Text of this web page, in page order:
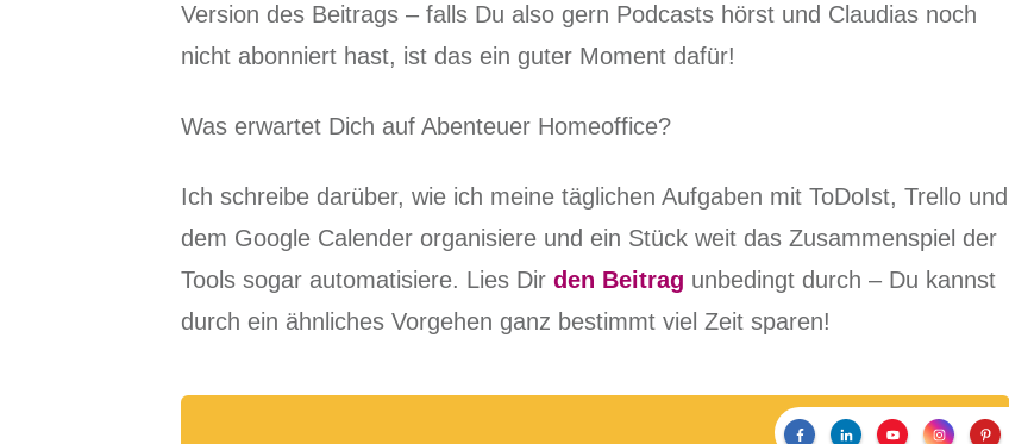
Version des Beitrags – falls Du also gern Podcasts hörst und Claudias noch
nicht abonniert hast, ist das ein guter Moment dafür!
Was erwartet Dich auf Abenteuer Homeoffice?
Ich schreibe darüber, wie ich meine täglichen Aufgaben mit ToDoIst, Trello und
dem Google Calender organisiere und ein Stück weit das Zusammenspiel der
Tools sogar automatisiere. Lies Dir den Beitrag unbedingt durch – Du kannst
durch ein ähnliches Vorgehen ganz bestimmt viel Zeit sparen!